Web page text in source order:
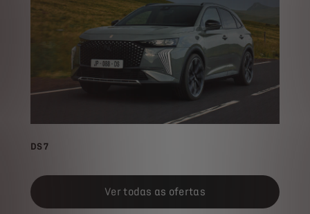
DS 7
Ver todas as ofertas